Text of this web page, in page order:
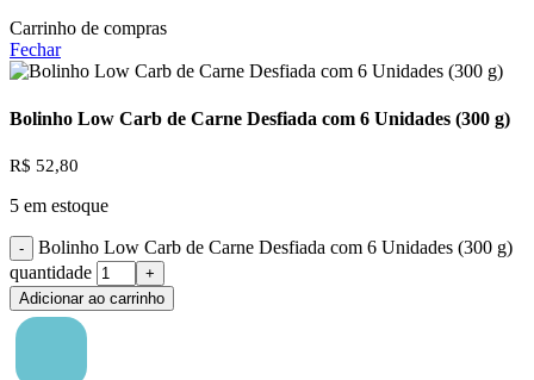
Carrinho de compras
Fechar
Bolinho Low Carb de Carne Desfiada com 6 Unidades (300 g)
R$ 52,80
5 em estoque
Bolinho Low Carb de Carne Desfiada com 6 Unidades (300 g)
quantidade
Adicionar ao carrinho